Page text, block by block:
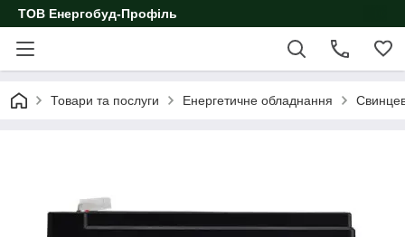
ТОВ Енергобуд-Профіль
Товари та послуги Енергетичне обладнання